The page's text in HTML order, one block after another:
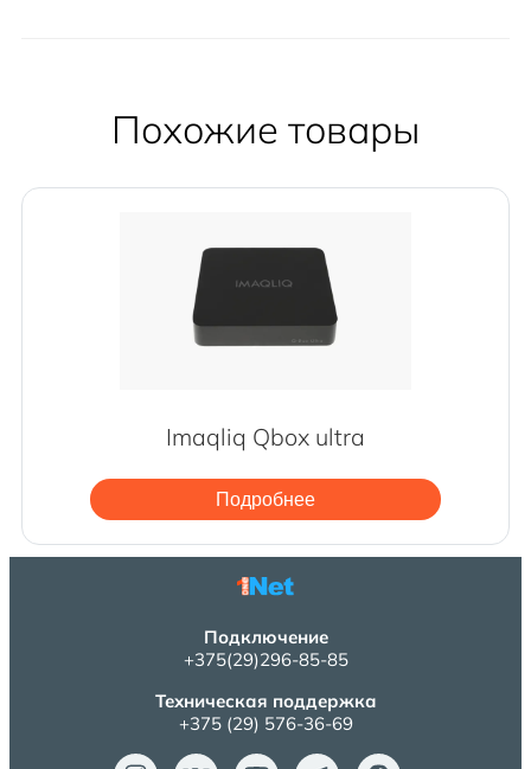
Похожие товары
Imaqliq Qbox ultra
Подробнее
Подключение
+375(29)296-85-85
Техническая поддержка
+375 (29) 576-36-69